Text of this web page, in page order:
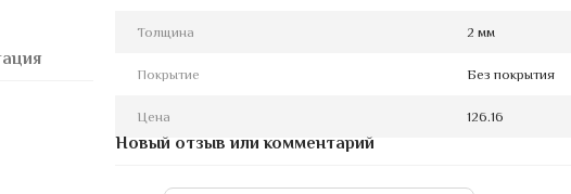
Толщина 2 мм
Покрытие Без покрытия
Цена 126.16
Новый отзыв или комментарий